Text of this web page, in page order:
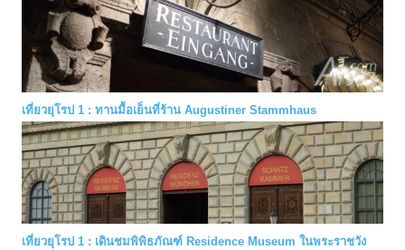
เที่ยวยุโรป 1 : ทานมื้อเย็นที่ร้าน Augustiner Stammhaus
เที่ยวยุโรป 1 : เดินชมพิพิธภัณฑ์ Residence Museum ในพระราชวัง